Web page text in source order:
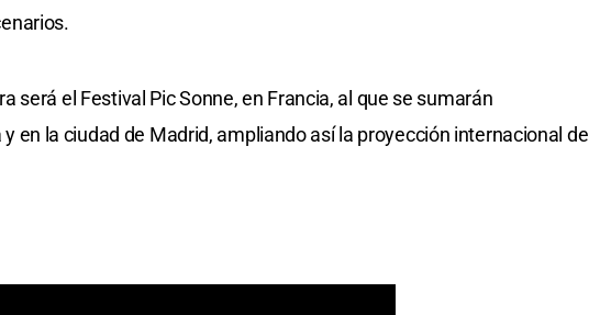
será el Festival Pic Sonne, en Francia, al que se sumarán
en la ciudad de Madrid, ampliando así la proyección internacional de